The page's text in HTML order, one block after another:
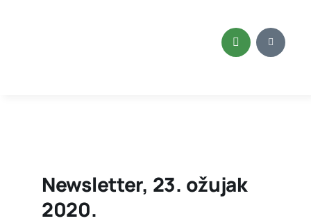
Newsletter, 23. ožujak
2020.